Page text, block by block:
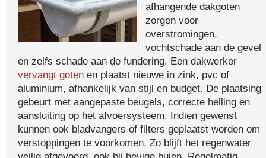
afhangende dakgoten
zorgen voor
overstromingen,
vochtschade aan de gevel
en zelfs schade aan de fundering. Een dakwerker
vervangt goten en plaatst nieuwe in zink, pvc of
aluminium, afhankelijk van stijl en budget. De plaatsing
gebeurt met aangepaste beugels, correcte helling en
aansluiting op het afvoersysteem. Indien gewenst
kunnen ook bladvangers of filters geplaatst worden om
verstoppingen te voorkomen. Zo blijft het regenwater